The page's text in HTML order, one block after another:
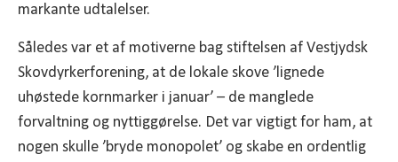
markante udtalelser.
Således var et af motiverne bag stiftelsen af Vestjydsk
Skovdyrkerforening, at de lokale skove ’lignede
uhøstede kornmarker i januar’ – de manglede
forvaltning og nyttiggørelse. Det var vigtigt for ham, at
nogen skulle ’bryde monopolet’ og skabe en ordentlig